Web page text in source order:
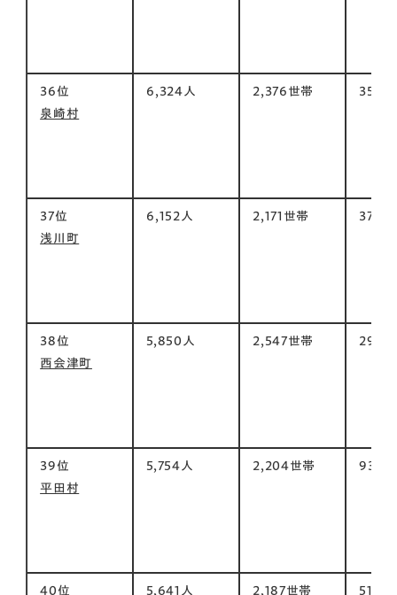
36位
泉崎村
6,324人 2,376世帯 35㎡
37位
浅川町
6,152人 2,171世帯 37㎡
38位
西会津町
5,850人 2,547世帯 298㎡
39位
平田村
5,754人 2,204世帯 93㎡
40位 5,641人 2,187世帯 51㎡